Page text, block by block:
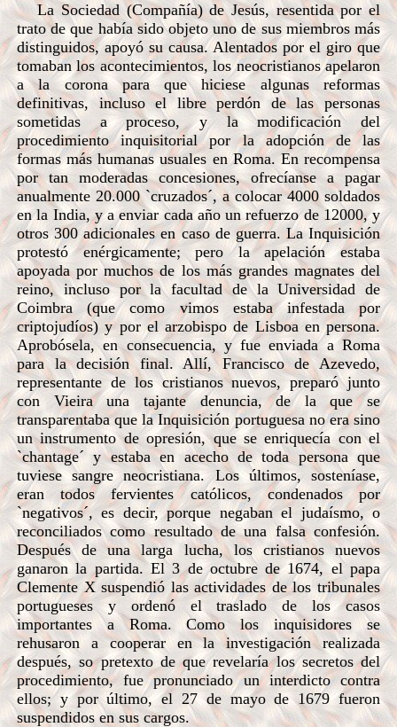
La Sociedad (Compañía) de Jesús, resentida por el
trato de que había sido objeto uno de sus miembros más
distinguidos, apoyó su causa. Alentados por el giro que
tomaban los acontecimientos, los neocristianos apelaron
a la corona para que hiciese algunas reformas
definitivas, incluso el libre perdón de las personas
sometidas a proceso, y la modificación del
procedimiento inquisitorial por la adopción de las
formas más humanas usuales en Roma. En recompensa
por tan moderadas concesiones, ofrecíanse a pagar
anualmente 20.000 `cruzados´, a colocar 4000 soldados
en la India, y a enviar cada año un refuerzo de 12000, y
otros 300 adicionales en caso de guerra. La Inquisición
protestó enérgicamente; pero la apelación estaba
apoyada por muchos de los más grandes magnates del
reino, incluso por la facultad de la Universidad de
Coimbra (que como vimos estaba infestada por
criptojudíos) y por el arzobispo de Lisboa en persona.
Aprobósela, en consecuencia, y fue enviada a Roma
para la decisión final. Allí, Francisco de Azevedo,
representante de los cristianos nuevos, preparó junto
con Vieira una tajante denuncia, de la que se
transparentaba que la Inquisición portuguesa no era sino
un instrumento de opresión, que se enriquecía con el
`chantage´ y estaba en acecho de toda persona que
tuviese sangre neocristiana. Los últimos, sosteníase,
eran todos fervientes católicos, condenados por
`negativos´, es decir, porque negaban el judaísmo, o
reconciliados como resultado de una falsa confesión.
Después de una larga lucha, los cristianos nuevos
ganaron la partida. El 3 de octubre de 1674, el papa
Clemente X suspendió las actividades de los tribunales
portugueses y ordenó el traslado de los casos
importantes a Roma. Como los inquisidores se
rehusaron a cooperar en la investigación realizada
después, so pretexto de que revelaría los secretos del
procedimiento, fue pronunciado un interdicto contra
ellos; y por último, el 27 de mayo de 1679 fueron
suspendidos en sus cargos.